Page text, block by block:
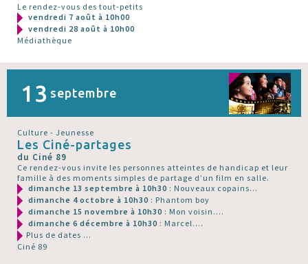
Le rendez-vous des tout-petits
vendredi 7 août à 10h00
vendredi 28 août à 10h00
Médiathèque
13 septembre
Culture - Jeunesse
Les Ciné-partages
du Ciné 89
Ce rendez-vous invite les personnes atteintes de handicap et leur
famille à des moments simples de partage d’un film en salle.
dimanche 13 septembre à 10h30 : Nouveaux copains...
dimanche 4 octobre à 10h30 : Phantom boy
dimanche 15 novembre à 10h30 : Mon voisin....
dimanche 6 décembre à 10h30 : Marcel....
Plus de dates ...
Ciné 89